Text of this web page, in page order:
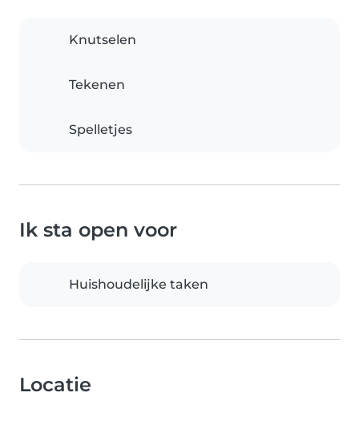
Knutselen
Tekenen
Spelletjes
Ik sta open voor
Huishoudelijke taken
Locatie